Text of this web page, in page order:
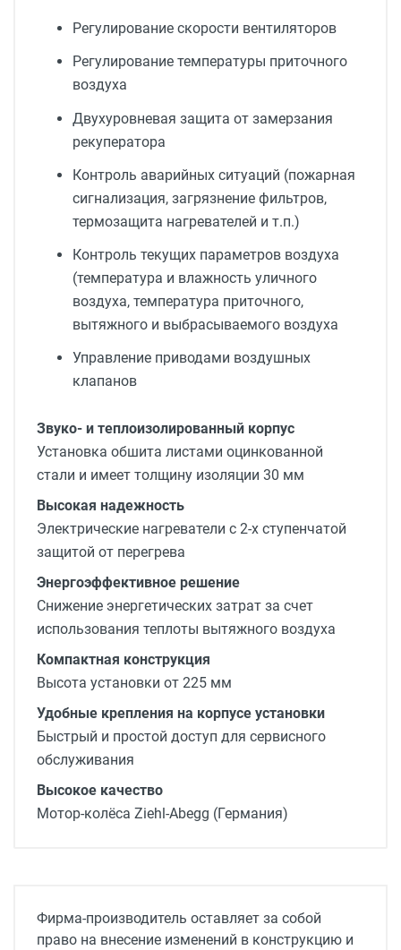
Регулирование скорости вентиляторов
Регулирование температуры приточного
воздуха
Двухуровневая защита от замерзания
рекуператора
Контроль аварийных ситуаций (пожарная
сигнализация, загрязнение фильтров,
термозащита нагревателей и т.п.)
Контроль текущих параметров воздуха
(температура и влажность уличного
воздуха, температура приточного,
вытяжного и выбрасываемого воздуха
Управление приводами воздушных
клапанов
Звуко- и теплоизолированный корпус
Установка обшита листами оцинкованной
стали и имеет толщину изоляции 30 мм
Высокая надежность
Электрические нагреватели с 2-х ступенчатой
защитой от перегрева
Энергоэффективное решение
Снижение энергетических затрат за счет
использования теплоты вытяжного воздуха
Компактная конструкция
Высота установки от 225 мм
Удобные крепления на корпусе установки
Быстрый и простой доступ для сервисного
обслуживания
Высокое качество
Мотор-колёса Ziehl-Abegg (Германия)
230/50/1
Фирма-производитель оставляет за собой
право на внесение изменений в конструкцию и